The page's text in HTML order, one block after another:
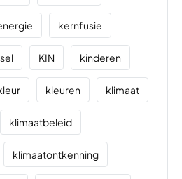
kernfusie
KIN kinderen
kleuren klimaat
klimaatbeleid
klimaatontkenning